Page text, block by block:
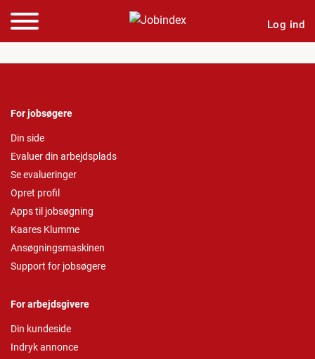
Log ind
For jobsøgere
Din side
Evaluer din arbejdsplads
Se evalueringer
Opret profil
Apps til jobsøgning
Kaares Klumme
Ansøgningsmaskinen
Support for jobsøgere
For arbejdsgivere
Din kundeside
Indryk annonce